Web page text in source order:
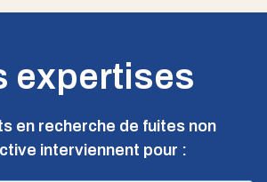
expertises
en recherche de fuites non
interviennent pour :